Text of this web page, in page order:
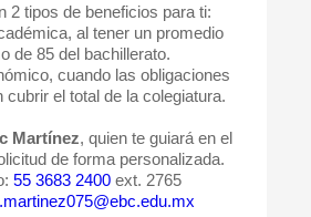
2 tipos de beneficios para ti:
al tener un promedio
de 85 del bachillerato.
cuando las obligaciones
cubrir el total de la colegiatura.
Martínez, quien te guiará en el
de forma personalizada.
55 3683 2400 ext. 2765